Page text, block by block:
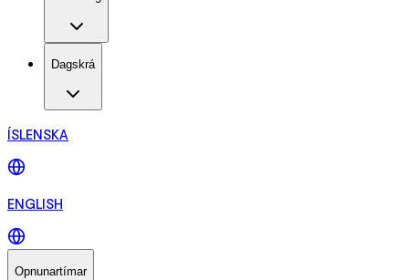
Dagskrá
ÍSLENSKA
ENGLISH
Opnunartímar